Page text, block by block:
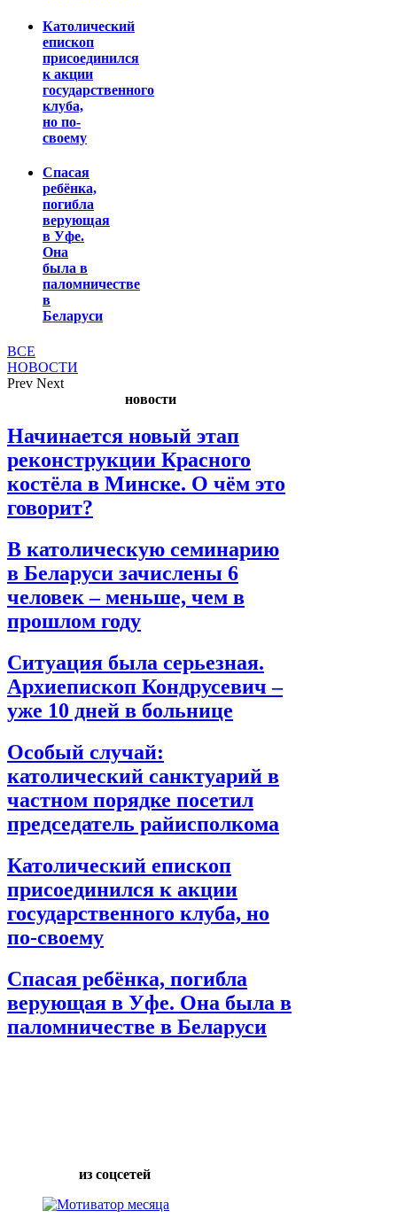
Католический
епископ
присоединился
к акции
государственного
клуба,
но по-
своему
Спасая
ребёнка,
погибла
верующая
в Уфе.
Она
была в
паломничестве
в
Беларуси
ВСЕ
НОВОСТИ
Prev Next
новости
Начинается новый этап
реконструкции Красного
костёла в Минске. О чём это
говорит?
В католическую семинарию
в Беларуси зачислены 6
человек – меньше, чем в
прошлом году
Ситуация была серьезная.
Архиепископ Кондрусевич –
уже 10 дней в больнице
Особый случай:
католический санктуарий в
частном порядке посетил
председатель райисполкома
Католический епископ
присоединился к акции
государственного клуба, но
по-своему
Спасая ребёнка, погибла
верующая в Уфе. Она была в
паломничестве в Беларуси
из соцсетей